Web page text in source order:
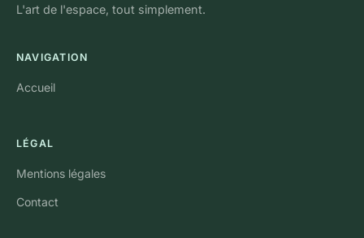
L'art de l'espace, tout simplement.
NAVIGATION
Accueil
LÉGAL
Mentions légales
Contact